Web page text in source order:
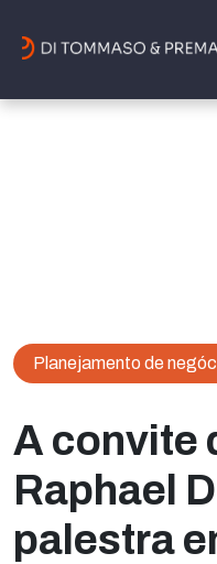
Planejamento de
A convite
Raphael
palestra